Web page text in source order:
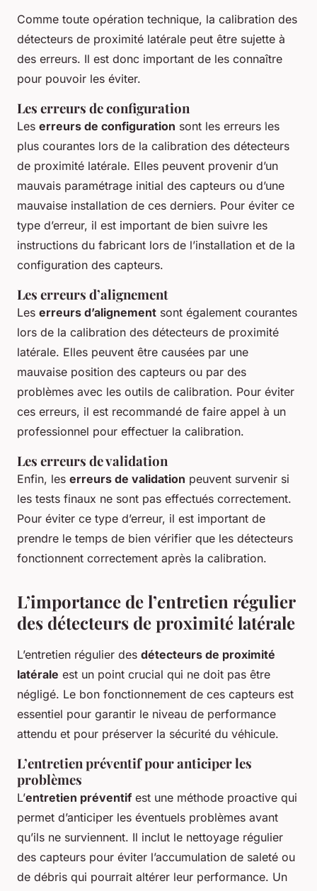
Comme toute opération technique, la calibration des
détecteurs de proximité latérale peut être sujette à
des erreurs. Il est donc important de les connaître
pour pouvoir les éviter.
Les erreurs de configuration
Les erreurs de configuration sont les erreurs les
plus courantes lors de la calibration des détecteurs
de proximité latérale. Elles peuvent provenir d’un
mauvais paramétrage initial des capteurs ou d’une
mauvaise installation de ces derniers. Pour éviter ce
type d’erreur, il est important de bien suivre les
instructions du fabricant lors de l’installation et de la
configuration des capteurs.
Les erreurs d’alignement
Les erreurs d’alignement sont également courantes
lors de la calibration des détecteurs de proximité
latérale. Elles peuvent être causées par une
mauvaise position des capteurs ou par des
problèmes avec les outils de calibration. Pour éviter
ces erreurs, il est recommandé de faire appel à un
professionnel pour effectuer la calibration.
Les erreurs de validation
Enfin, les erreurs de validation peuvent survenir si
les tests finaux ne sont pas effectués correctement.
Pour éviter ce type d’erreur, il est important de
prendre le temps de bien vérifier que les détecteurs
fonctionnent correctement après la calibration.
L’importance de l’entretien régulier
des détecteurs de proximité latérale
L’entretien régulier des détecteurs de proximité
latérale est un point crucial qui ne doit pas être
négligé. Le bon fonctionnement de ces capteurs est
essentiel pour garantir le niveau de performance
attendu et pour préserver la sécurité du véhicule.
L’entretien préventif pour anticiper les
problèmes
L’entretien préventif est une méthode proactive qui
permet d’anticiper les éventuels problèmes avant
qu’ils ne surviennent. Il inclut le nettoyage régulier
des capteurs pour éviter l’accumulation de saleté ou
de débris qui pourrait altérer leur performance. Un